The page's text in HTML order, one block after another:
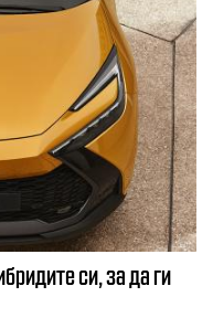
си, за да ги